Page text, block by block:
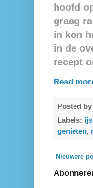
hoofd
graag
in kon
in de
recept
Read
Posted by
Labels: ijs
genieten,
Nieuwere